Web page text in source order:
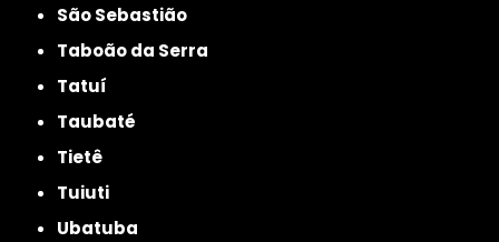
São Sebastião
Taboão da Serra
Tatuí
Taubaté
Tietê
Tuiuti
Ubatuba